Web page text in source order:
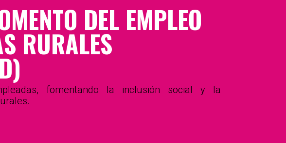
DEL EMPLEO
RURALES
fomentando la inclusión social y la